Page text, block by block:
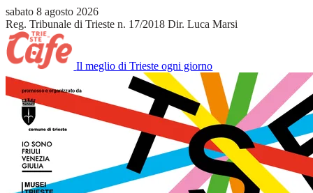
sabato 8 agosto 2026
Reg. Tribunale di Trieste n. 17/2018 Dir. Luca Marsi
Il meglio di Trieste ogni giorno